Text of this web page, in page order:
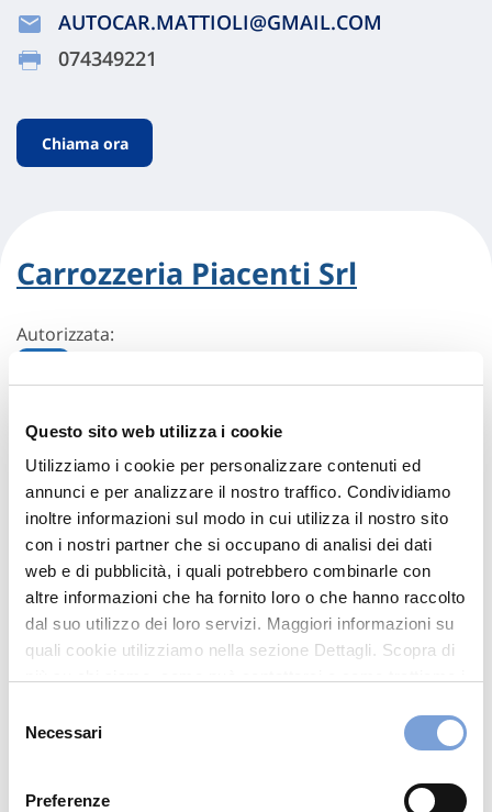
Questo sito web utilizza i cookie
Utilizziamo i cookie per personalizzare contenuti ed
annunci e per analizzare il nostro traffico. Condividiamo
inoltre informazioni sul modo in cui utilizza il nostro sito
con i nostri partner che si occupano di analisi dei dati
web e di pubblicità, i quali potrebbero combinarle con
altre informazioni che ha fornito loro o che hanno raccolto
dal suo utilizzo dei loro servizi. Maggiori informazioni su
quali cookie utilizziamo nella sezione Dettagli. Scopra di
può trovare nel footer del sito nella sezione "Informativa
delNecessari
Preferenze
AUTOCAR.MATTIOLI@GMAIL.COM
074349221
Chiama ora
Carrozzeria Piacenti Srl
Autorizzata:
Via Degli Operai 10
06049 Spoleto (PG)
Indicazioni
074349336
INFO@CARROZZERIAPIACENTI.IT
0743201182
Chiama ora